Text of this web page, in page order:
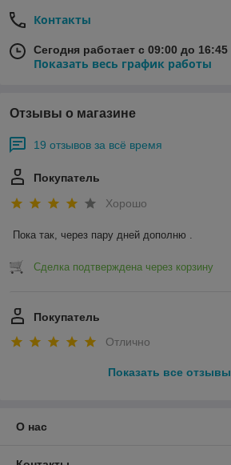
Контакты
Сегодня работает с 09:00 до 16:45
Показать весь график работы
Отзывы о магазине
19 отзывов за всё время
Покупатель
Хорошо
Пока так, через пару дней дополню .
Сделка подтверждена через корзину
Покупатель
Отлично
Показать все отзывы
О нас